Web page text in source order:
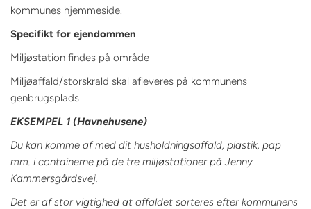
kommunes hjemmeside.
Specifikt for ejendommen
Miljøstation findes på område
Miljøaffald/storskrald skal afleveres på kommunens
genbrugsplads
EKSEMPEL 1 (Havnehusene)
Du kan komme af med dit husholdningsaffald, plastik, pap
mm. i containerne på de tre miljøstationer på Jenny
Kammersgårdsvej.
Det er af stor vigtighed at affaldet sorteres efter kommunens